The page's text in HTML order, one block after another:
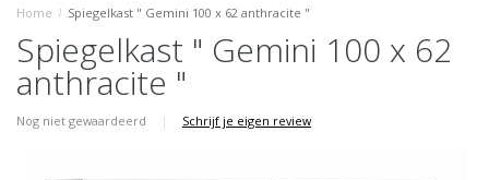
Home / Spiegelkast " Gemini 100 x 62 anthracite "
Spiegelkast " Gemini 100 x 62
anthracite "
Nog niet gewaardeerd | Schrijf je eigen review